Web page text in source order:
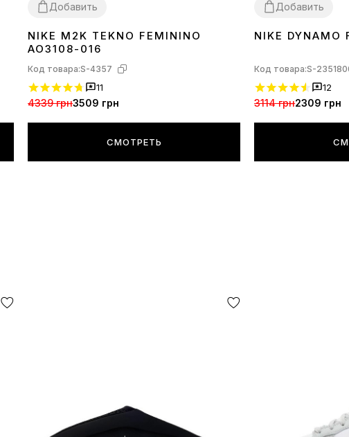
Добавить
3637
NIKE M2K TEKNO FEMININO
AO3108-016
Код товара:S-4357
11
4339 грн3509 грн
СМОТРЕТЬ
Добавить
26
NIKE DYNAMO
Код товара:S-
12
3114 грн2309 грн